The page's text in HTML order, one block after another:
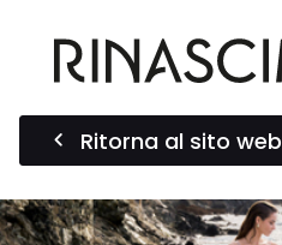
Ritorna al sito web